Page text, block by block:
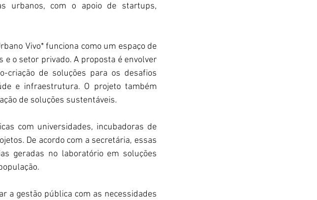
urbanos, com o apoio de startups,
Vivo* funciona como um espaço de
e o setor privado. A proposta é envolver
criação de soluções para os desafios
e infraestrutura. O projeto também
de soluções sustentáveis.
com universidades, incubadoras de
De acordo com a secretária, essas
geradas no laboratório em soluções
a gestão pública com as necessidades